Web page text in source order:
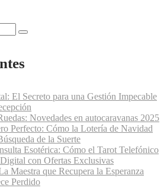
El Secreto para una Gestión Impecable
Novedades en autocaravanas 2025
Perfecto: Cómo la Lotería de Navidad
de la Suerte
Esotérica: Cómo el Tarot Telefónico
con Ofertas Exclusivas
Maestra que Recupera la Esperanza
Perdido